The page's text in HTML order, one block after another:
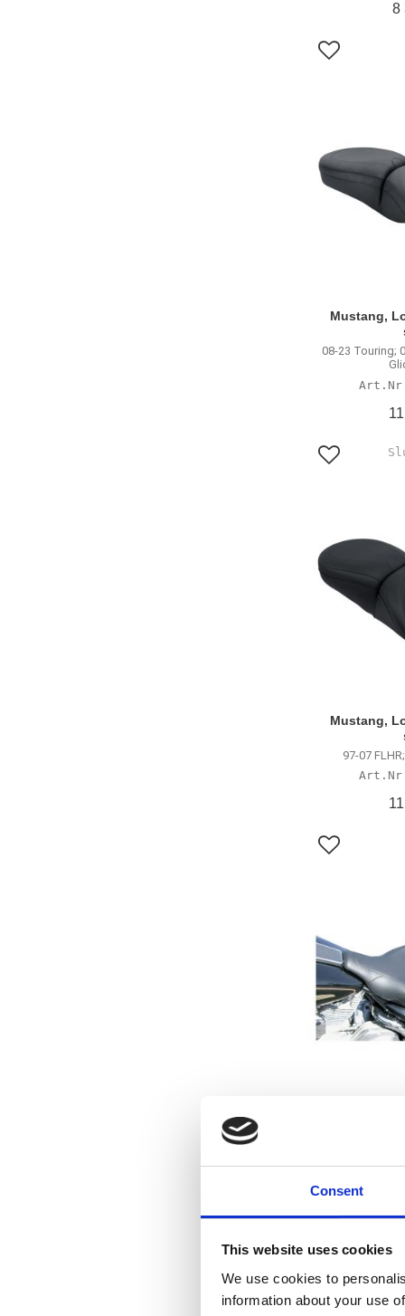
Consent
This website uses cookies
We use cookies to
information about your use
8
Lägg till i
Mustang,
08-23 Touring;
Lägg till i
Mustang,
97-07
Lägg till i